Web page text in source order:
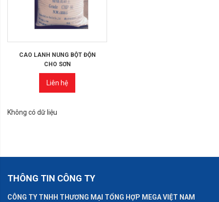
CAO LANH NUNG BỘT ĐỘN
CHO SƠN
Liên hệ
Không có dữ liệu
THÔNG TIN CÔNG TY
CÔNG TY TNHH THƯƠNG MẠI TỔNG HỢP MEGA VIỆT NAM